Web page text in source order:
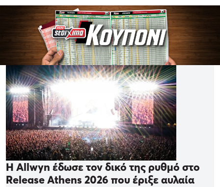
Η Allwyn έδωσε τον δικό της ρυθμό στο
Release Athens 2026 που έριξε αυλαία